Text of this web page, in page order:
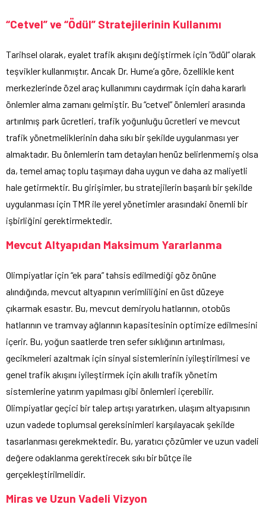
“Cetvel” ve “Ödül” Stratejilerinin Kullanımı
Tarihsel olarak, eyalet trafik akışını değiştirmek için “ödül” olarak
teşvikler kullanmıştır. Ancak Dr. Hume’a göre, özellikle kent
merkezlerinde özel araç kullanımını caydırmak için daha kararlı
önlemler alma zamanı gelmiştir. Bu “cetvel” önlemleri arasında
artırılmış park ücretleri, trafik yoğunluğu ücretleri ve mevcut
trafik yönetmeliklerinin daha sıkı bir şekilde uygulanması yer
almaktadır. Bu önlemlerin tam detayları henüz belirlenmemiş olsa
da, temel amaç toplu taşımayı daha uygun ve daha az maliyetli
hale getirmektir. Bu girişimler, bu stratejilerin başarılı bir şekilde
uygulanması için TMR ile yerel yönetimler arasındaki önemli bir
işbirliğini gerektirmektedir.
Mevcut Altyapıdan Maksimum Yararlanma
Olimpiyatlar için “ek para” tahsis edilmediği göz önüne
alındığında, mevcut altyapının verimliliğini en üst düzeye
çıkarmak esastır. Bu, mevcut demiryolu hatlarının, otobüs
hatlarının ve tramvay ağlarının kapasitesinin optimize edilmesini
içerir. Bu, yoğun saatlerde tren sefer sıklığının artırılması,
gecikmeleri azaltmak için sinyal sistemlerinin iyileştirilmesi ve
genel trafik akışını iyileştirmek için akıllı trafik yönetim
sistemlerine yatırım yapılması gibi önlemleri içerebilir.
Olimpiyatlar geçici bir talep artışı yaratırken, ulaşım altyapısının
uzun vadede toplumsal gereksinimleri karşılayacak şekilde
tasarlanması gerekmektedir. Bu, yaratıcı çözümler ve uzun vadeli
değere odaklanma gerektirecek sıkı bir bütçe ile
gerçekleştirilmelidir.
Miras ve Uzun Vadeli Vizyon